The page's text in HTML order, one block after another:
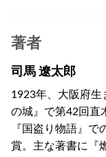
著者
司馬 遼太郎
1923年、大阪府
の城』で第42回直
『国盗り物語』
賞。主な著書に『